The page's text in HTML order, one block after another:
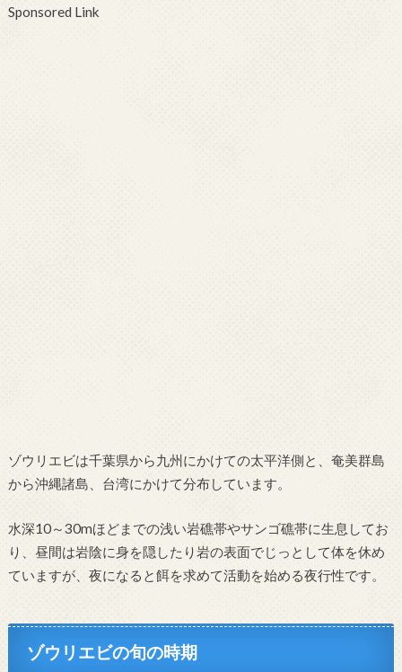
Sponsored Link
ゾウリエビは千葉県から九州にかけての太平洋側と、奄美群島
から沖縄諸島、台湾にかけて分布しています。
水深10～30mほどまでの浅い岩礁帯やサンゴ礁帯に生息してお
り、昼間は岩陰に身を隠したり岩の表面でじっとして体を休め
ていますが、夜になると餌を求めて活動を始める夜行性です。
ゾウリエビの旬の時期